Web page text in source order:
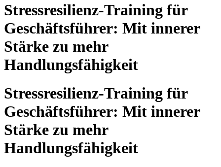
Stressresilienz‑Training für
Geschäftsführer: Mit innerer
Stärke zu mehr
Handlungsfähigkeit
Stressresilienz‑Training für
Geschäftsführer: Mit innerer
Stärke zu mehr
Handlungsfähigkeit